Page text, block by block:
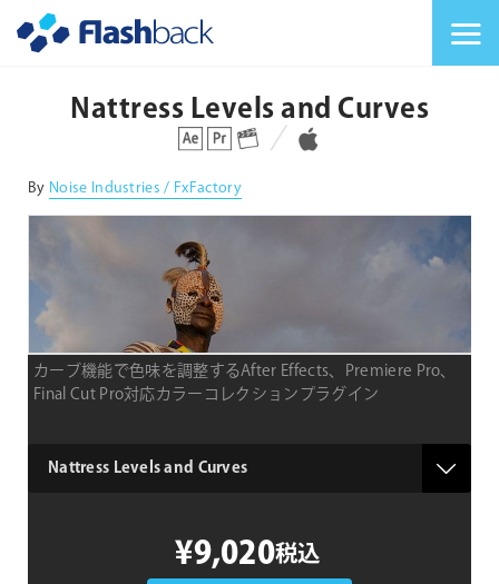
Nattress Levels and Curves
対応プラットフォーム 対応OS
By Noise Industries / FxFactory
カーブ機能で色味を調整するAfter Effects、Premiere Pro、
Final Cut Pro対応カラーコレクションプラグイン
product
¥9,020税込